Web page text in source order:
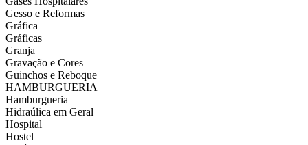
Gesso e Reformas
Gráfica
Gráficas
Granja
Gravação e Cores
Guinchos e Reboque
HAMBURGUERIA
Hamburgueria
Hidraúlica em Geral
Hospital
Hostel